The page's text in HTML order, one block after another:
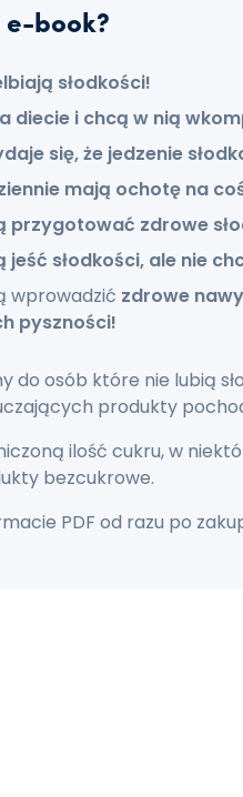
book?
słodkości!
diecie i chcą w nią
się, że jedzenie
mają ochotę na
przygotować zdrowe
jeść słodkości, ale nie
wprowadzić zdrowe
pyszności!
do osób które nie lubią
produkty
ilość cukru, w
bezcukrowe.
PDF od razu po